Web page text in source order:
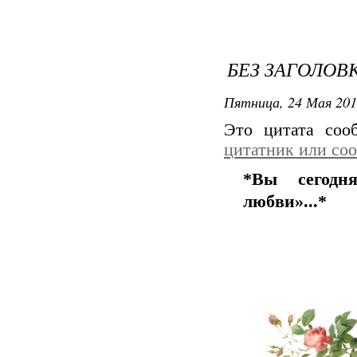
БЕЗ
Пятница, 24 Мая
Это цитата
цитатник или
*Вы
любви»...*